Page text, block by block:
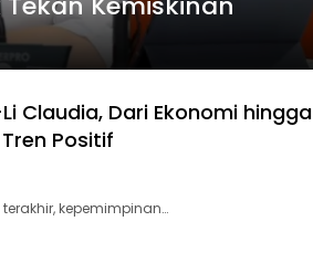
Claudia, Dari Ekonomi hingga
Positif
kepemimpinan…